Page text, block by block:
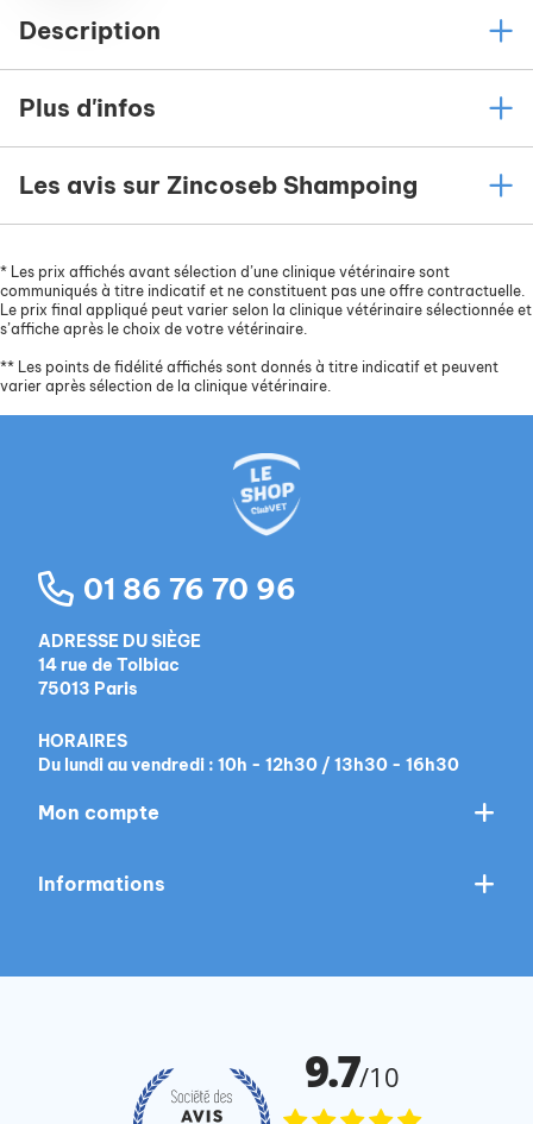
Description
Plus d'infos
Les avis sur Zincoseb Shampoing
* Les prix affichés avant sélection d’une clinique vétérinaire sont
communiqués à titre indicatif et ne constituent pas une offre contractuelle.
Le prix final appliqué peut varier selon la clinique vétérinaire sélectionnée et
s’affiche après le choix de votre vétérinaire.
** Les points de fidélité affichés sont donnés à titre indicatif et peuvent
varier après sélection de la clinique vétérinaire.
01 86 76 70 96
ADRESSE DU SIÈGE
14 rue de Tolbiac
75013 Paris
HORAIRES
Du lundi au vendredi : 10h - 12h30 / 13h30 - 16h30
Mon compte
Informations